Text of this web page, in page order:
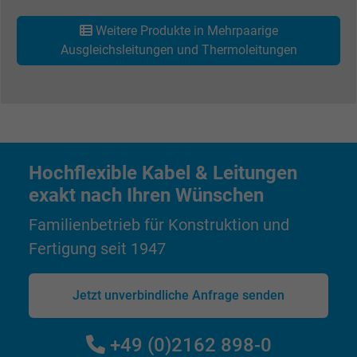
Wird verwendet, um die Aktionen eines
Benutzers auf der Website zu
zu registrieren und zu melden.
Anbieter Google LLC
Laufzeit 15 Minuten
Zweck
Enthält eine zufällig generierte Benutzer-ID.
Mithilfe dieser ID kann Google den Nutzer
verschiedenen Websites
domänenübergreifend erkennen und
personalisierte Werbung anzeigen.
bkdwCNfVtWgQ67qT8AM,49021628980,
Weitere Produkte in Mehrpaarige
Ausgleichsleitungen und Thermoleitungen
Hochflexible Kabel & Leitungen
exakt nach Ihren Wünschen
Familienbetrieb für Konstruktion und
Fertigung seit 1947
Jetzt unverbindliche Anfrage senden
+49 (0)2162 898-0